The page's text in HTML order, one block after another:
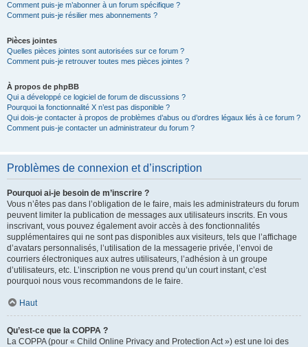
Comment puis-je m’abonner à un forum spécifique ?
Comment puis-je résilier mes abonnements ?
Pièces jointes
Quelles pièces jointes sont autorisées sur ce forum ?
Comment puis-je retrouver toutes mes pièces jointes ?
À propos de phpBB
Qui a développé ce logiciel de forum de discussions ?
Pourquoi la fonctionnalité X n’est pas disponible ?
Qui dois-je contacter à propos de problèmes d’abus ou d’ordres légaux liés à ce forum ?
Comment puis-je contacter un administrateur du forum ?
Problèmes de connexion et d’inscription
Pourquoi ai-je besoin de m’inscrire ?
Vous n’êtes pas dans l’obligation de le faire, mais les administrateurs du forum
peuvent limiter la publication de messages aux utilisateurs inscrits. En vous
inscrivant, vous pouvez également avoir accès à des fonctionnalités
supplémentaires qui ne sont pas disponibles aux visiteurs, tels que l’affichage
d’avatars personnalisés, l’utilisation de la messagerie privée, l’envoi de
courriers électroniques aux autres utilisateurs, l’adhésion à un groupe
d’utilisateurs, etc. L’inscription ne vous prend qu’un court instant, c’est
pourquoi nous vous recommandons de le faire.
Haut
Qu’est-ce que la COPPA ?
La COPPA (pour « Child Online Privacy and Protection Act ») est une loi des